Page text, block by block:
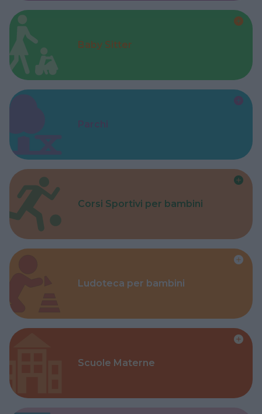
Baby Sitter
Parchi
Corsi Sportivi per bambini
Ludoteca per bambini
Scuole Materne